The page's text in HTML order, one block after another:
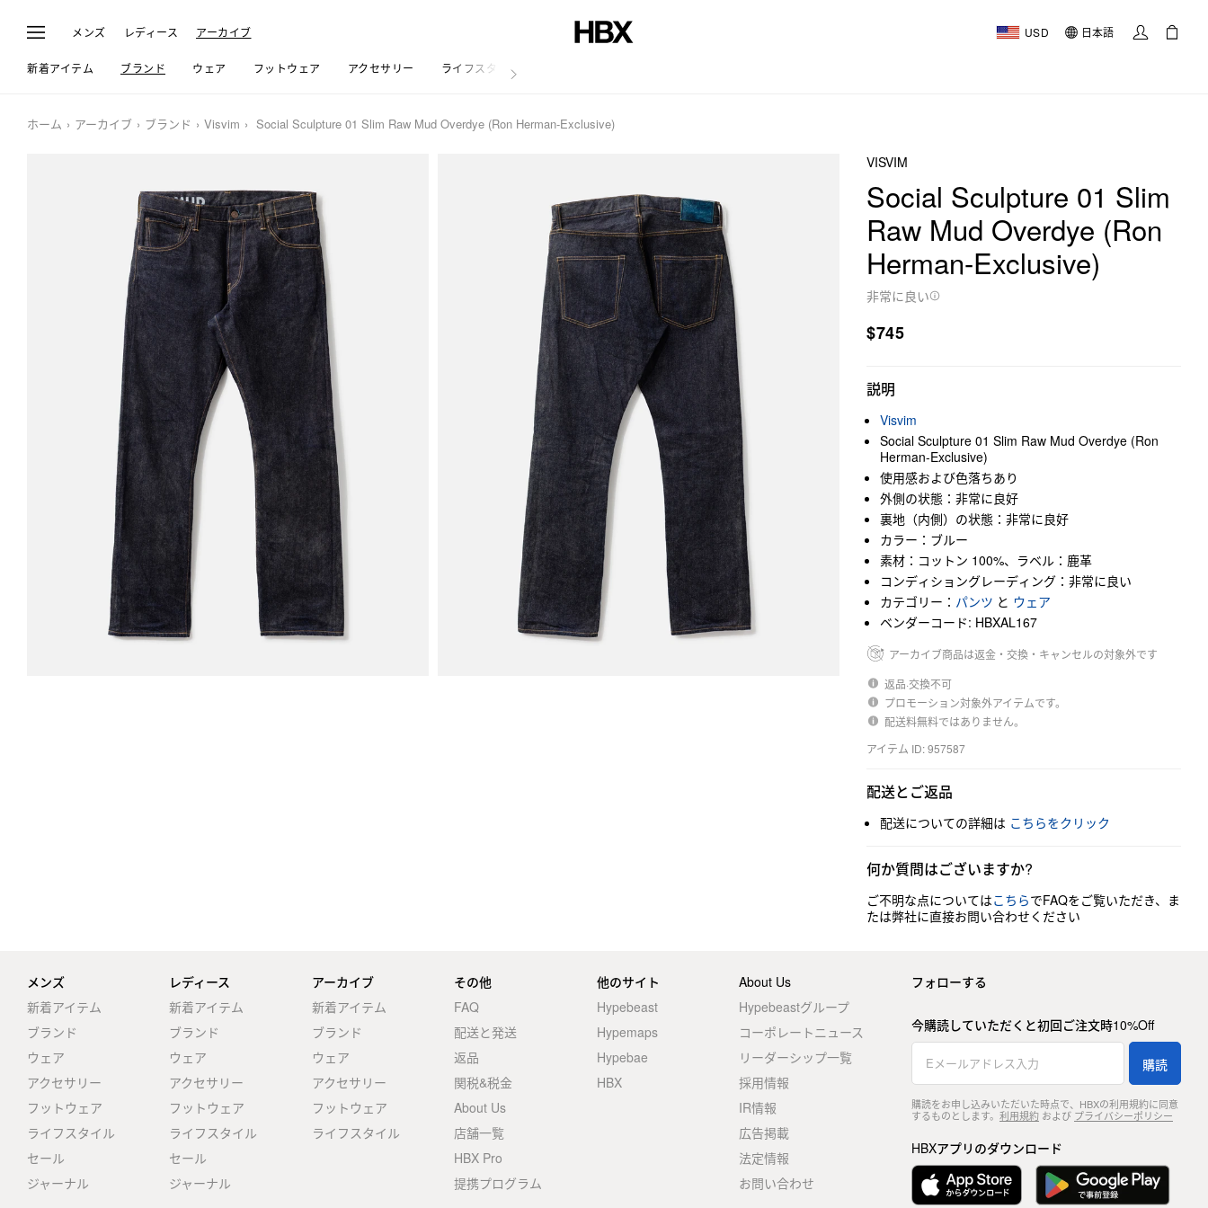
メンズ レディース アーカイブ USD 日本語
新着アイテム ブランド ウェア フットウェア アクセサリー ライフスタイル
ホーム アーカイブ ブランド Visvim Social Sculpture 01 Slim Raw Mud Overdye (Ron Herman-Exclusive)
VISVIM
Social Sculpture 01 Slim
Raw Mud Overdye (Ron
Herman-Exclusive)
非常に良い
$745
説明
Visvim
Social Sculpture 01 Slim Raw Mud Overdye (Ron
Herman-Exclusive)
使用感および色落ちあり
外側の状態：非常に良好
裏地（内側）の状態：非常に良好
カラー：ブルー
素材：コットン 100%、ラベル：鹿革
コンディショングレーディング：非常に良い
カテゴリー： パンツ と ウェア
ベンダーコード: HBXAL167
アーカイブ商品は返金・交換・キャンセルの対象外です
返品·交換不可
プロモーション対象外アイテムです。
配送料無料ではありません。
アイテム ID: 957587
配送とご返品
配送についての詳細は こちらをクリック
何か質問はございますか?
ご不明な点についてはこちらでFAQをご覧いただき、ま
たは弊社に直接お問い合わせください
メンズ
新着アイテム
ブランド
ウェア
アクセサリー
フットウェア
ライフスタイル
セール
ジャーナル
レディース
新着アイテム
ブランド
ウェア
アクセサリー
フットウェア
ライフスタイル
セール
ジャーナル
アーカイブ
新着アイテム
ブランド
ウェア
アクセサリー
フットウェア
ライフスタイル
その他
FAQ
配送と発送
返品
関税&税金
About Us
店舗一覧
HBX Pro
提携プログラム
他のサイト
Hypebeast
Hypemaps
Hypebae
HBX
About Us
Hypebeastグループ
コーポレートニュース
リーダーシップ一覧
採用情報
IR情報
広告掲載
法定情報
お問い合わせ
フォローする
今購読していただくと初回ご注文時10%Off
購読
購読をお申し込みいただいた時点で、HBXの利用規約に同意
するものとします。 利用規約および プライバシーポリシー
HBXアプリのダウンロード